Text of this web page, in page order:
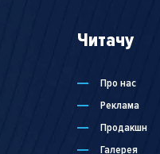
Читачу
Про нас
Реклама
Продакшн
Галерея